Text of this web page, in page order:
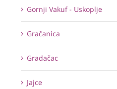
Gornji Vakuf - Uskoplje
Gračanica
Gradačac
Jajce